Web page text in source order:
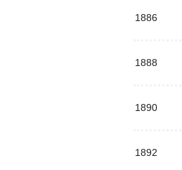
1886
1888
1890
1892